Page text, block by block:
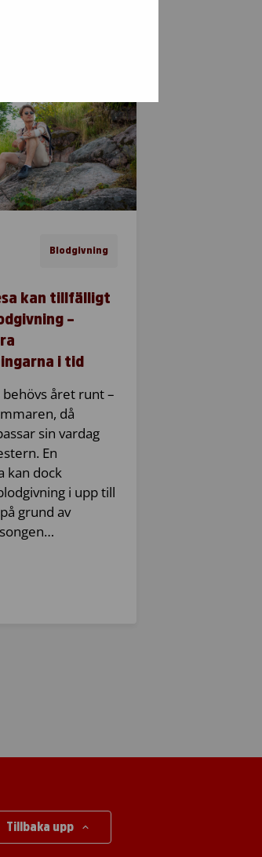
Blodgivning
kan tillfälligt
–
i tid
året runt –
då
sin vardag
En
kan dock
i upp till
grund av
Tillbaka upp